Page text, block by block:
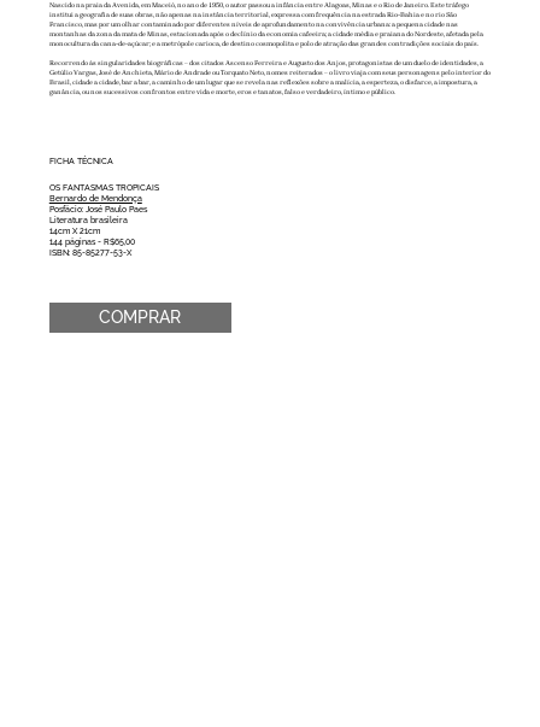
Nascido na praia da Avenida, em Maceió, no ano de 1950, o autor passou a infância entre Alagoas, Minas e o Rio de Janeiro. Este tráfego
institui a geografia de suas obras, não apenas na instância territorial, expressa com frequência na estrada Rio-Bahia e no rio São
Francisco, mas por um olhar contaminado por diferentes níveis de aprofundamento na convivência urbana: a pequena cidade nas
montanhas da zona da mata de Minas, estacionada após o declínio da economia cafeeira; a cidade média e praiana do Nordeste, afetada pela
monocultura da cana-de-açúcar; e a metrópole carioca, de destino cosmopolita e polo de atração das grandes contradições sociais do país.
Recorrendo às singularidades biográficas – dos citados Ascenso Ferreira e Augusto dos Anjos, protagonistas de um duelo de identidades, a
Getúlio Vargas, José de Anchieta, Mário de Andrade ou Torquato Neto, nomes reiterados – o livro viaja com seus personagens pelo interior do
Brasil, cidade a cidade, bar a bar, a caminho de um lugar que se revela nas reflexões sobre a malícia, a esperteza, o disfarce, a impostura, a
ganância, ou nos sucessivos confrontos entre vida e morte, eros e tanatos, falso e verdadeiro, íntimo e público.
FICHA TÉCNICA
OS FANTASMAS TROPICAIS
Bernardo de Mendonça
Posfácio: José Paulo Paes
Literatura brasileira
14cm X 21cm
144 páginas - R$65,00
ISBN: 85-85277-53-X
COMPRAR